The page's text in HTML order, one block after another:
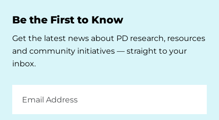
Be the First to Know
Get the latest news about PD research, resources
and community initiatives — straight to your
inbox.
Address